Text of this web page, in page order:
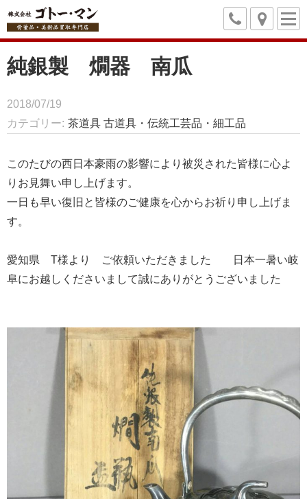
純銀製 燗器 南瓜
2018/07/19
カテゴリー 茶道具 古道具・伝統工芸品・細工品
このたびの西日本豪雨の影響により被災された皆様に心よ
りお見舞い申し上げます。
一日も早い復旧と皆様のご健康を心からお祈り申し上げま
す。
愛知県 T様より ご依頼いただきました 日本一暑い岐
阜にお越しくださいまして誠にありがとうございました